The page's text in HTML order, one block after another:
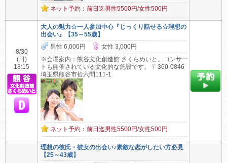
ネット予約：前日迄男性5500円/女性500円
8/30
(日)
18:15
大人の魅力☆一人参加中心『じっくり話せる☆理想の
出会い』【35～55歳】
男性 6,000円
女性 3,000円
※会場案内：熊谷文化創造館 さくらめいと。コンサー
トも開催されている文化的な施設です。 〒360-0846
埼玉県熊谷市拾六間111-1
ネット予約：前日迄男性5500円/女性500円
理想の彼氏・彼女の出会い♪素敵な恋がしたい方必見
【25～43歳】